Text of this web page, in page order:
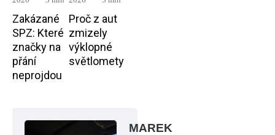
Zakázané
SPZ: Které
značky na
přání
neprojdou
Proč z aut
zmizely
výklopné
světlomety
MAREK